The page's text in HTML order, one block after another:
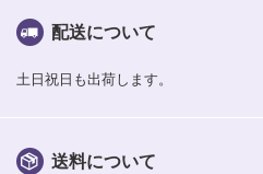
配送について
土日祝日も出荷します。
送料について